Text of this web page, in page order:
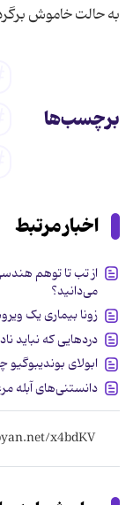
به حالت خاموش
برچسب‌ها
اخبار مرتبط
از تب تا توهم
می‌دانید؟
زونا بیماری یک
دردهایی که نباید
ابولای
دانستنی‌های آبله